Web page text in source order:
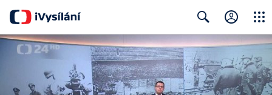
Search Close